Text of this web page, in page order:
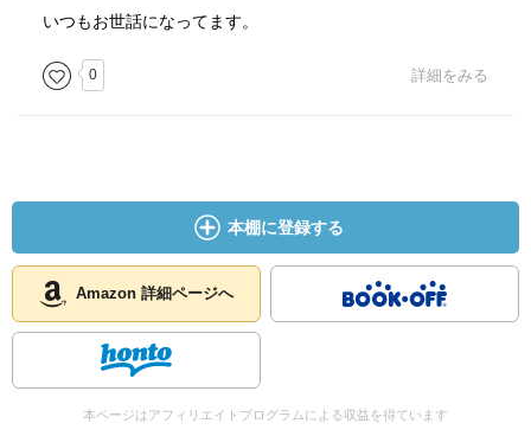
いつもお世話になってます。
0 詳細をみる
本棚に登録する
Amazon 詳細ページへ
本ページはアフィリエイトプログラムによる収益を得ています